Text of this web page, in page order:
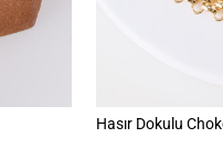
Hasır Dokulu